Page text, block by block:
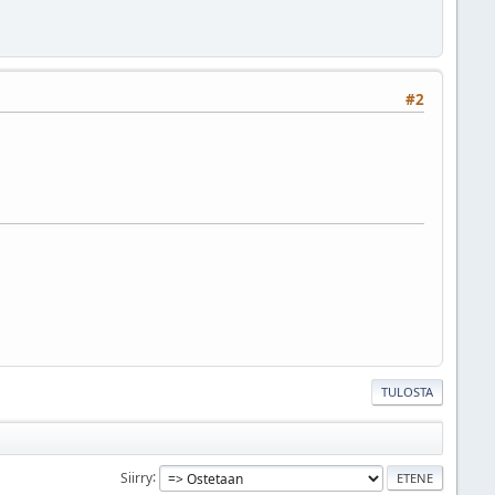
#2
TULOSTA
Siirry